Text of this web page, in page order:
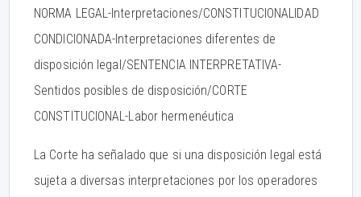
NORMA LEGAL-Interpretaciones/CONSTITUCIONALIDAD
CONDICIONADA-Interpretaciones diferentes de
disposición legal/SENTENCIA INTERPRETATIVA-
Sentidos posibles de disposición/CORTE
CONSTITUCIONAL-Labor hermenéutica
La Corte ha señalado que si una disposición legal está
sujeta a diversas interpretaciones por los operadores